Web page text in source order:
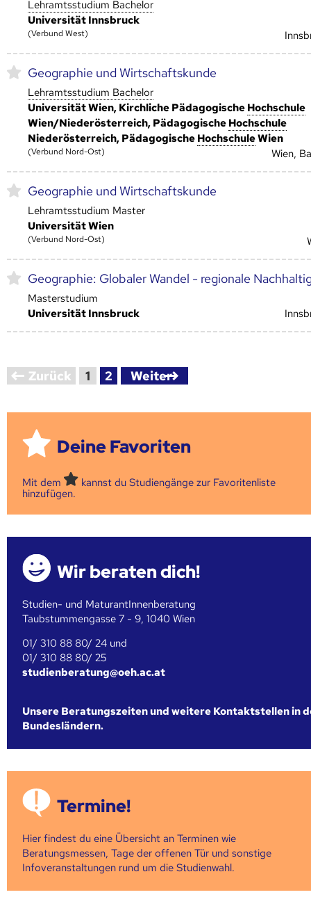
Lehramtsstudium Bachelor
Universität Innsbruck
(Verbund West)
Geographie und Wirtschaftskunde
Lehramtsstudium Bachelor
Universität Wien, Kirchliche Pädagogische Hoch­schule
Wien/Niederösterreich, Pädagogische Hoch­schule
Niederösterreich, Pädagogische Hoch­schuleWien
(Verbund Nord-Ost) Wien,
Geographie und Wirtschaftskunde
Lehramtsstudium Master
Universität Wien
(Verbund Nord-Ost)
Geographie: Globaler Wandel - regionale
Masterstudium
Universität Innsbruck
Zurück 1 2 Weiter
Deine Favoriten
Mit dem
kannst du Studiengänge zur Favoritenliste
hinzufügen.
Wir beraten dich!
Studien- und MaturantInnenberatung
Taubstummengasse 7 - 9, 1040 Wien
01/ 310 88 80/ 24 und
01/ 310 88 80/ 25
studienberatung@oeh.ac.at
Unsere Beratungszeiten und weitere Kontaktstellen in
Bundesländern.
Termine!
Hier findest du eine Übersicht an Terminen wie
Beratungsmessen, Tage der offenen Tür und sonstige
Infoveranstaltungen rund um die Studienwahl.